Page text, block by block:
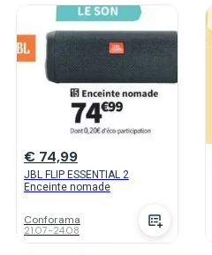
€ 74,99
JBL FLIP ESSENTIAL 2
Enceinte nomade
Conforama
21.07-24.08